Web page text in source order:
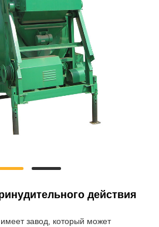
действия
завод, который может